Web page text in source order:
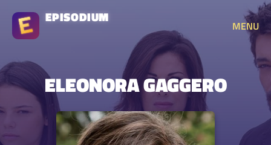
EPISODIUM
MENU
ELEONORA GAGGERO